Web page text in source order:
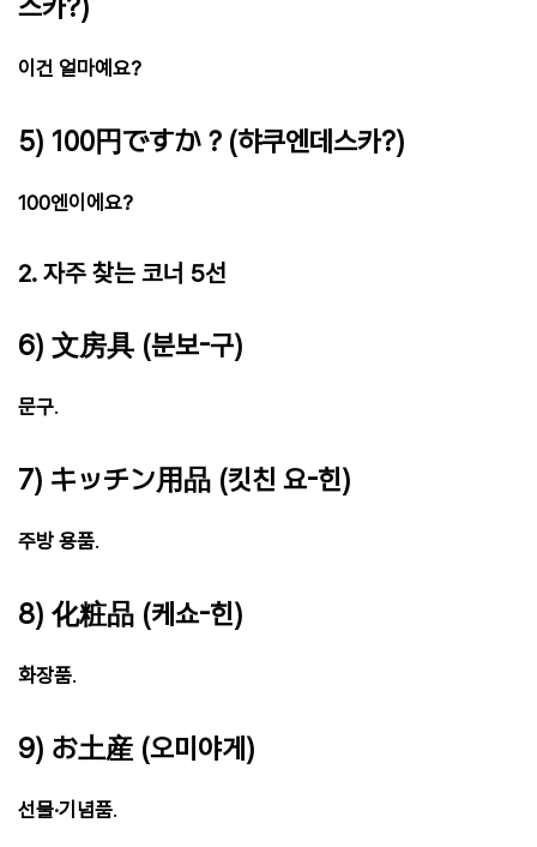
이건 얼마예요?
5) 100円ですか？(햐쿠엔데스카?)
100엔이에요?
2. 자주 찾는 코너 5선
6) 文房具 (분보-구)
문구.
7) キッチン用品 (킷친 요-힌)
주방 용품.
8) 化粧品 (케쇼-힌)
화장품.
9) お土産 (오미야게)
선물·기념품.